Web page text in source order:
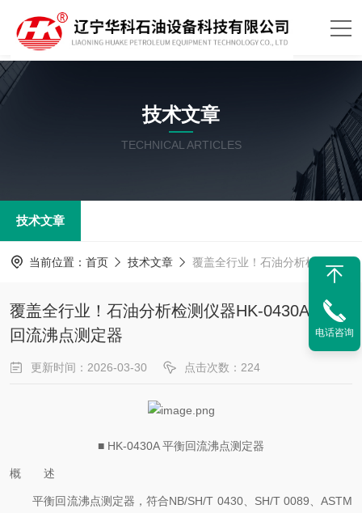
技术文章
TECHNICAL ARTICLES
技术文章
当前位置： 首页 技术文章 覆盖全行业！石油分析检测仪器HK-0430A平衡回流沸点测定器
覆盖全行业！石油分析检测仪器HK-0430A平衡
回流沸点测定器
更新时间：2026-03-30 点击次数：224
■ HK-0430A 平衡回流沸点测定器
概 述
平衡回流沸点测定器，符合NB/SH/T 0430、SH/T 0089、ASTM
电话咨询